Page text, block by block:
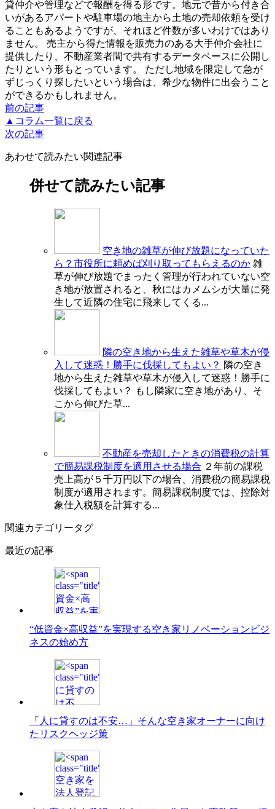
貸仲介や管理などで報酬を得る形です。地元で昔から付き合
いがあるアパートや駐車場の地主から土地の売却依頼を受け
ることもあるようですが、それほど件数が多いわけではあり
ません。 売主から得た情報を販売力のある大手仲介会社に
提供したり、不動産業者間で共有するデータベースに公開し
たりという形もとっています。 ただし地域を限定して急が
ずじっくり探したいという場合は、希少な物件に出会うこと
ができるかもしれません。
前の記事
▲コラム一覧に戻る
次の記事
あわせて読みたい関連記事
併せて読みたい記事
空き地の雑草が伸び放題になっていた
ら？市役所に頼めば刈り取ってもらえるのか 雑
草が伸び放題でまったく管理が行われていない空
き地が放置されると、秋にはカメムシが大量に発
生して近隣の住宅に飛来してくる...
隣の空き地から生えた雑草や草木が侵
入して迷惑！勝手に伐採してもよい？ 隣の空き
地から生えた雑草や草木が侵入して迷惑！勝手に
伐採してもよい？ もし隣家に空き地があり、そ
こから伸びた草...
不動産を売却したときの消費税の計算
で簡易課税制度を適用させる場合 ２年前の課税
売上高が５千万円以下の場合、消費税の簡易課税
制度が適用されます。簡易課税制度では、控除対
象仕入税額を計算する...
関連カテゴリータグ
最近の記事
“低資金×高収益”を実現する空き家リノベーションビジ
ネスの始め方
「人に貸すのは不安…」そんな空き家オーナーに向け
たリスクヘッジ策